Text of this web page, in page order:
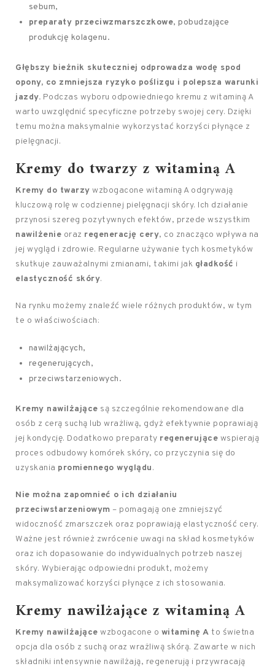
sebum,
preparaty przeciwzmarszczkowe, pobudzające
produkcję kolagenu.
Głębszy bieżnik skuteczniej odprowadza wodę spod
opony, co zmniejsza ryzyko poślizgu i polepsza warunki
jazdy. Podczas wyboru odpowiedniego kremu z witaminą A
warto uwzględnić specyficzne potrzeby swojej cery. Dzięki
temu można maksymalnie wykorzystać korzyści płynące z
pielęgnacji.
Kremy do twarzy z witaminą A
Kremy do twarzy wzbogacone witaminą A odgrywają
kluczową rolę w codziennej pielęgnacji skóry. Ich działanie
przynosi szereg pozytywnych efektów, przede wszystkim
nawilżenie oraz regenerację cery, co znacząco wpływa na
jej wygląd i zdrowie. Regularne używanie tych kosmetyków
skutkuje zauważalnymi zmianami, takimi jak gładkość i
elastyczność skóry.
Na rynku możemy znaleźć wiele różnych produktów, w tym
te o właściwościach:
nawilżających,
regenerujących,
przeciwstarzeniowych.
Kremy nawilżające są szczególnie rekomendowane dla
osób z cerą suchą lub wrażliwą, gdyż efektywnie poprawiają
jej kondycję. Dodatkowo preparaty regenerujące wspierają
proces odbudowy komórek skóry, co przyczynia się do
uzyskania promiennego wyglądu.
Nie można zapomnieć o ich działaniu
przeciwstarzeniowym – pomagają one zmniejszyć
widoczność zmarszczek oraz poprawiają elastyczność cery.
Ważne jest również zwrócenie uwagi na skład kosmetyków
oraz ich dopasowanie do indywidualnych potrzeb naszej
skóry. Wybierając odpowiedni produkt, możemy
maksymalizować korzyści płynące z ich stosowania.
Kremy nawilżające z witaminą A
Kremy nawilżające wzbogacone o witaminę A to świetna
opcja dla osób z suchą oraz wrażliwą skórą. Zawarte w nich
składniki intensywnie nawilżają, regenerują i przywracają